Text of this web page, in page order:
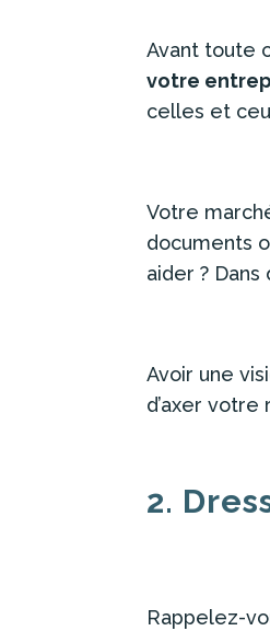
Avant toute
votre
celles et
Votre
documents
aider ?
Avoir une
d’axer
2.
Rappelez-